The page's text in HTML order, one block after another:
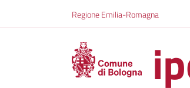
Regione Emilia-Romagna